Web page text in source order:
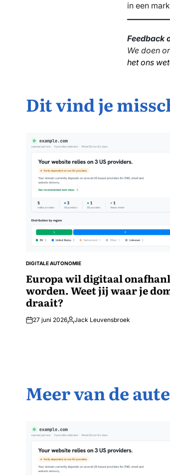
in een
Feedback
We doen
het ons
Dit vind je
GEPLAATST
DIGITALE AUTONOMIE
Europa wil digitaal
worden. Weet jij waar je
draait?
27 juni 2026Geplaatst
Jack Leuvensbroek
Meer van de